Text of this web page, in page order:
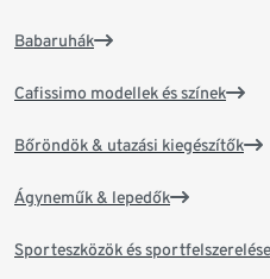
Babaruhák
Cafissimo modellek és színek
Bőröndök & utazási kiegészítők
Ágyneműk & lepedők
Sporteszközök és